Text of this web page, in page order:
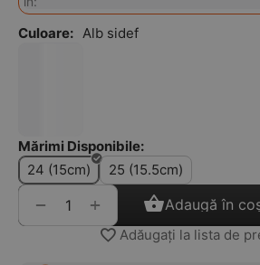
Culoare: Alb sidef
Mărimi Disponibile:
24 (15cm)
25 (15.5cm)
+
− Adaugă în
Adăugați la lista de